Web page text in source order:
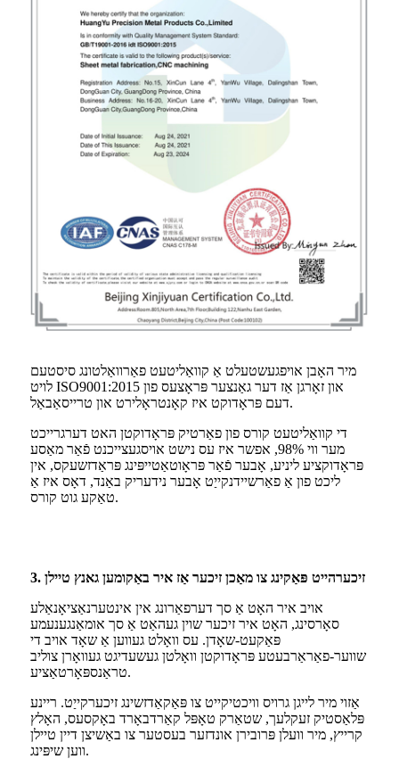
מיר האָבן אויפגעשטעלט אַ קוואַליטעט פאַרוואַלטונג סיסטעם
לויט ISO9001:2015 און זאָרגן אַז דער גאַנצער פּראָצעס פון
דעם פּראָדוקט איז קאָנטראָלירט און טרייסאַבאַל.
די קוואַליטעט קורס פון פאַרטיק פּראָדוקטן האט דערגרייכט
מער ווי 98%, אפשר איז עס נישט אויסגעצייכנט פֿאַר מאַסע
פּראָדוקציע ליניע, אָבער פֿאַר פּראָוטאַטייפּינג פּראַדזשעקס, אין
ליכט פון אַ פאַרשיידנקייַט אָבער נידעריק באַנד, דאָס איז אַ
טאַקע גוט קורס.
3. זיכערהייט פּאַקינג צו מאַכן זיכער אַז איר באַקומען גאנץ טיילן
אויב איר האָט אַ סך דערפאַרונג אין אינטערנאַציאָנאַלע
סאָרסינג, האָט איר זיכער שוין געהאַט אַ סך אומאַנגענעמע
פּאַקעט-שאָדן. עס וואָלט געווען אַ שאָד אויב די
שווער-פאַראַרבעטע פּראָדוקטן וואָלטן געשעדיגט געוואָרן צוליב
טראַנספּאָרטאַציע.
אַזוי מיר לייגן גרויס וויכטיקייט צו פּאַקאַדזשינג זיכערקייַט. ריינע
פּלאַסטיק זעקלעך, שטאַרק טאָפּל קאַרדבאָרד באָקסעס, האָלץ
קרייץ, מיר וועלן פּרובירן אונדזער בעסטער צו באַשיצן דיין טיילן
ווען שיפּינג.